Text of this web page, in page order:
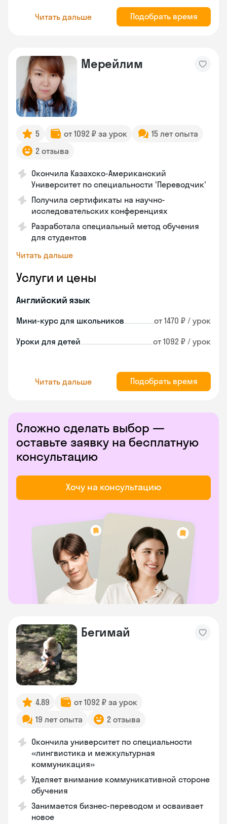
Читать дальше Подобрать время
Мерейлим
5 от 1092 ₽ за урок
15 лет опыта
2 отзыва
Окончила Казахско-Американский
Университет по специальности 'Переводчик'
Получила сертификаты на научно-
исследовательских конференциях
Разработала специальный метод обучения
для студентов
Читать дальше
Услуги и цены
Английский язык
Мини-курс для школьников от 1470 ₽ / урок
Уроки для детей от 1092 ₽ / урок
Читать дальше Подобрать время
Сложно сделать выбор —
оставьте заявку на бесплатную
консультацию
Хочу на консультацию
Бегимай
4.89
от 1092 ₽ за урок
19 лет опыта
2 отзыва
Окончила университет по специальности
«лингвистика и межкультурная
коммуникация»
Уделяет внимание коммуникативной стороне
обучения
Занимается бизнес-переводом и осваивает
новое